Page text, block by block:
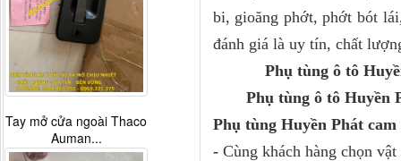
bi, gioăng phớt, phớt bót
đánh giá là uy tín, chất
Phụ tùng ô tô
Phụ tùng ô tô Huyền
Phụ tùng Huyền Phát
- Cùng khách hàng chọn
Tay mở cửa ngoài Thaco
Auman...